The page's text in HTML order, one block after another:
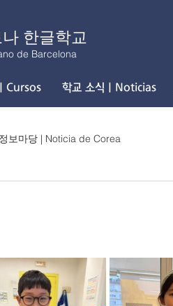
한글학교
de Barcelona
Cursos 학교 소식 | Noticias
정보마당 | Noticia de Corea